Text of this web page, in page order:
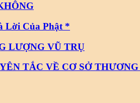
Lời Của Phật *
LƯỢNG VŨ TRỤ
TẮC VỀ CƠ SỞ